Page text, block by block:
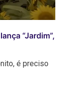
“Jardim”,
é preciso